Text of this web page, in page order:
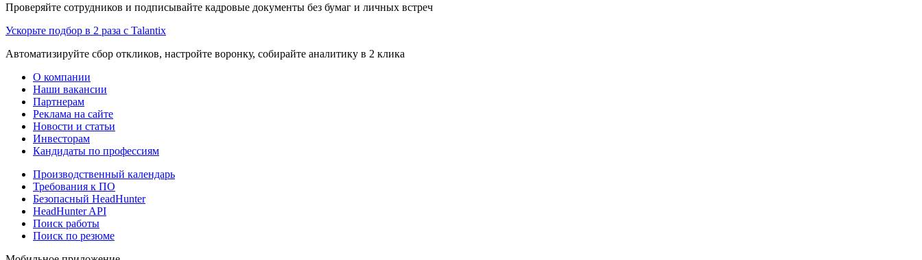
Проверяйте сотрудников и подписывайте кадровые документы без бумаг и личных встреч
Ускорьте подбор в 2 раза с Talantix
Автоматизируйте сбор откликов, настройте воронку, собирайте аналитику в 2 клика
О компании
Наши вакансии
Партнерам
Реклама на сайте
Новости и статьи
Инвесторам
Кандидаты по профессиям
Производственный календарь
Требования к ПО
Безопасный HeadHunter
HeadHunter API
Поиск работы
Поиск по резюме